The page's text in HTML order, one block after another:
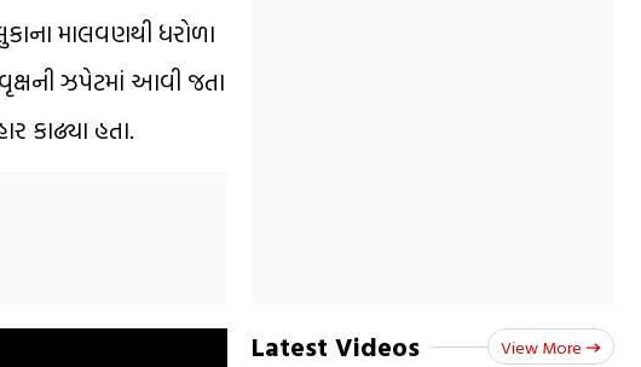
માલવણથી ધરોળા
ઝપેટમાં આવી જતા
કાઢ્યા હતા.
Latest Videos View More